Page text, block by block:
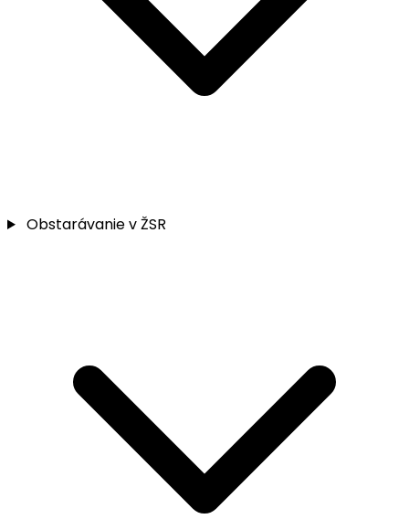
Obstarávanie v ŽSR